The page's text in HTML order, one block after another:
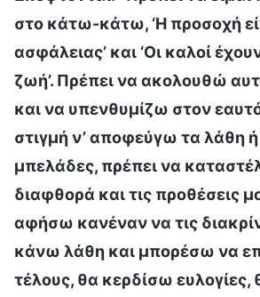
στο κάτω-κάτω, ‘Η προσοχή
ασφάλειας’ και ‘Οι καλοί
ζωή’. Πρέπει να ακολουθώ
και να υπενθυμίζω στον
στιγμή ν’ αποφεύγω τα λάθη
μπελάδες, πρέπει να
διαφθορά και τις προθέσεις
αφήσω κανέναν να τις
κάνω λάθη και μπορέσω να
τέλους, θα κερδίσω ευλογίες,